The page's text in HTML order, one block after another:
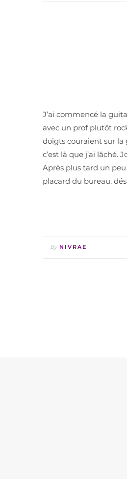
J’ai commencé la
avec un prof plutôt
doigts couraient sur la
c’est là que j’ai lâché.
Après plus tard un
placard du bureau,
By NIVRAE